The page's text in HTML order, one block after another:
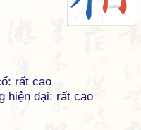
rất cao
hiện đại: rất cao